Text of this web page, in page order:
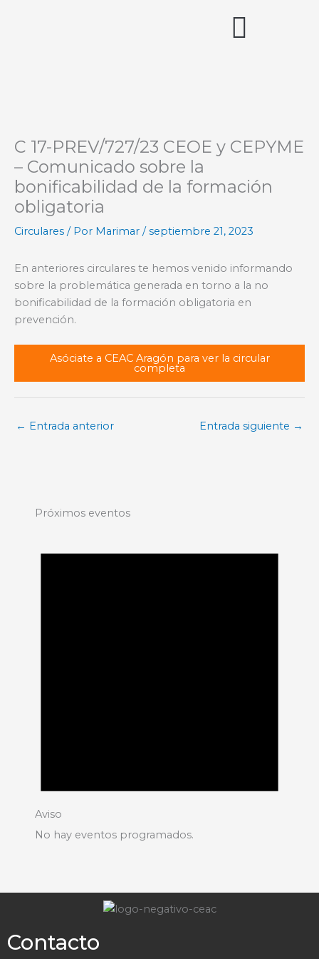
C 17-PREV/727/23 CEOE y CEPYME
– Comunicado sobre la
bonificabilidad de la formación
obligatoria
Circulares / Por Marimar /septiembre 21, 2023
En anteriores circulares te hemos venido informando
sobre la problemática generada en torno a la no
bonificabilidad de la formación obligatoria en
prevención.
Asóciate a CEAC Aragón para ver la circular
completa
← Entrada anterior Entrada siguiente →
Próximos eventos
Aviso
No hay eventos programados.
Contacto